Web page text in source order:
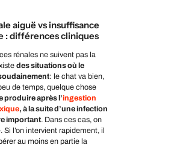
aiguë vs insuffisance
: différences cliniques
rénales ne suivent pas la
des situations où le
: le chat va bien,
de temps, quelque chose
produire après l’ingestion
, à la suite d’une infection
important. Dans ces cas, on
l’on intervient rapidement, il
au moins en partie la